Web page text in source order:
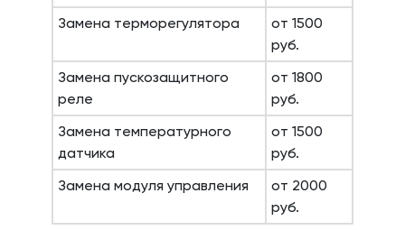
Замена терморегулятора
от 1500
руб.
Замена пускозащитного
реле
от 1800
руб.
Замена температурного
датчика
от 1500
руб.
Замена модуля управления
от 2000
руб.